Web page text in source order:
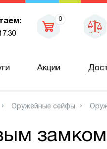
0
Акции
Оружейные сейфы
замком